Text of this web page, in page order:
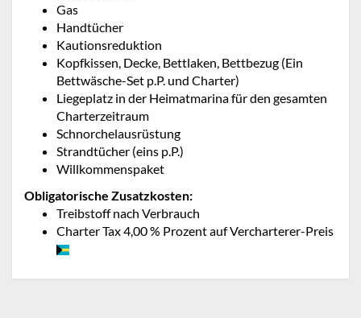
Gas
Handtücher
Kautionsreduktion
Kopfkissen, Decke, Bettlaken, Bettbezug (Ein
Bettwäsche-Set p.P. und Charter)
Liegeplatz in der Heimatmarina für den gesamten
Charterzeitraum
Schnorchelausrüstung
Strandtücher (eins p.P.)
Willkommenspaket
Obligatorische Zusatzkosten:
Treibstoff nach Verbrauch
Charter Tax 4,00 % Prozent auf Vercharterer-Preis